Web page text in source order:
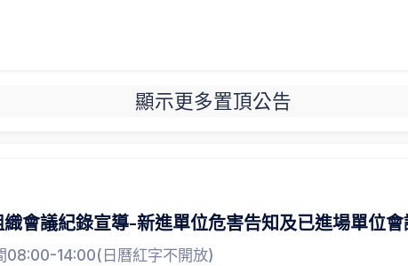
顯示更多置頂公告
會議紀錄宣導-新進單位危害告知及已進場單位
08:00-14:00(日曆紅字不開放)